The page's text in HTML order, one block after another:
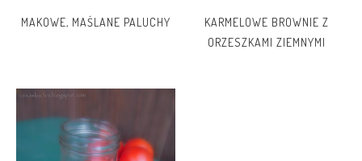
MAKOWE, MAŚLANE PALUCHY
KARMELOWE BROWNIE Z
ORZESZKAMI ZIEMNYMI